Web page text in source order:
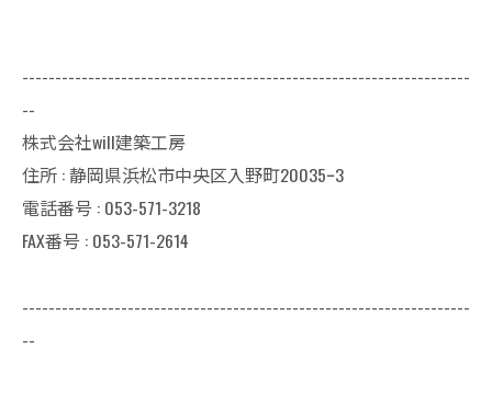
--------------------------------------------------------------------
--
株式会社will建築工房
住所 : 静岡県浜松市中央区入野町20035ｰ3
電話番号 : 053-571-3218
FAX番号 : 053-571-2614
--------------------------------------------------------------------
--